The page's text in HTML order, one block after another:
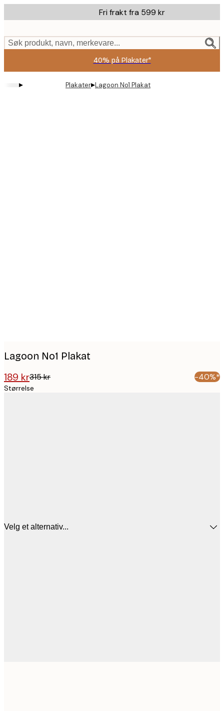
to
content.
Fri frakt fra 599 kr
Søk produkt, navn, merkevare...
40% på Plakater*
▸ Plakater▸Lagoon No1 Plakat
Lagoon No1 Plakat
189 kr315 kr -40%*
Størrelse
Velg et alternativ...